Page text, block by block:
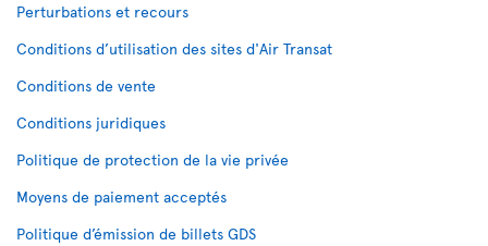
Perturbations et recours
Conditions d’utilisation des sites d'Air Transat
Conditions de vente
Conditions juridiques
Politique de protection de la vie privée
Moyens de paiement acceptés
Politique d’émission de billets GDS